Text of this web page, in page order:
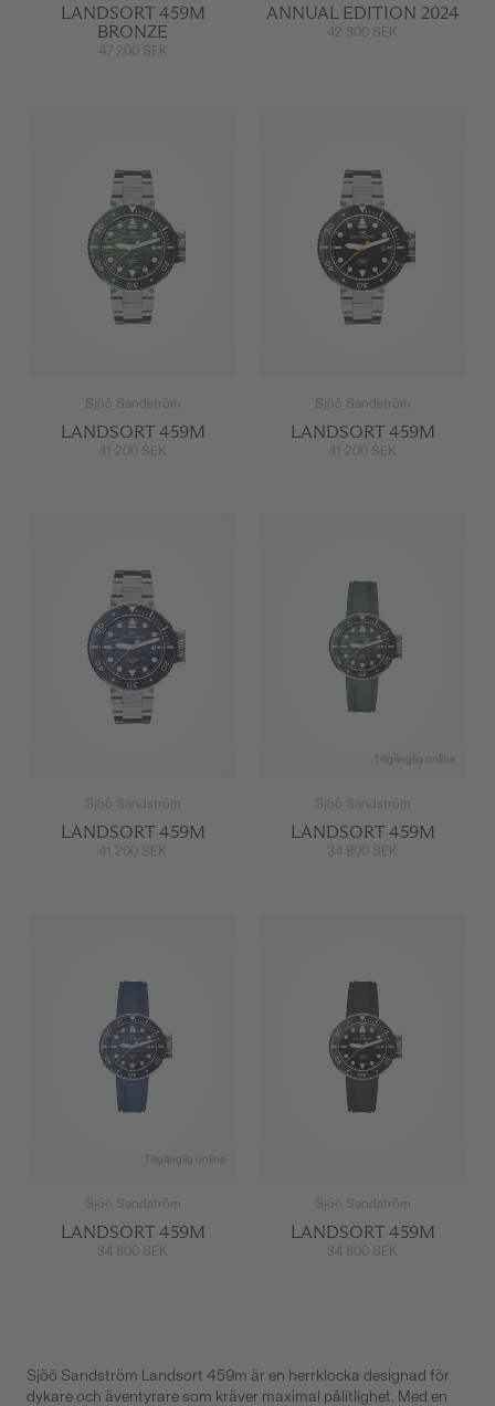
LANDSORT 459M
BRONZE
47 200 SEK
ANNUAL EDITION 2024
42 300 SEK
Sjöö Sandström
LANDSORT 459M
41 200 SEK
Sjöö Sandström
LANDSORT 459M
41 200 SEK
Sjöö Sandström
LANDSORT 459M
41 200 SEK
Tillgänglig online
Sjöö Sandström
LANDSORT 459M
34 800 SEK
Tillgänglig online
Sjöö Sandström
LANDSORT 459M
34 800 SEK
Sjöö Sandström
LANDSORT 459M
34 800 SEK
Sjöö Sandström Landsort 459m är en herrklocka designad för
dykare och äventyrare som kräver maximal pålitlighet. Med en